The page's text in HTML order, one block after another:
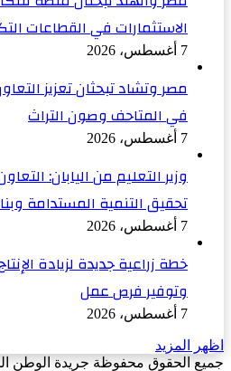
الاستثمارات في القطاعات
7 أغسطس، 2026
مصر وتشاد تبحثان تعزيز
في المتاحف وصون التراث
7 أغسطس، 2026
وزير التعليم من اليابان:
تحقيق التنمية المستدامة
7 أغسطس، 2026
خطة زراعية جديدة لزيادة
وتوفير فرص عمل
7 أغسطس، 2026
اظهر المزيد
جميع الحقوق محفوظة جريدة الوطن